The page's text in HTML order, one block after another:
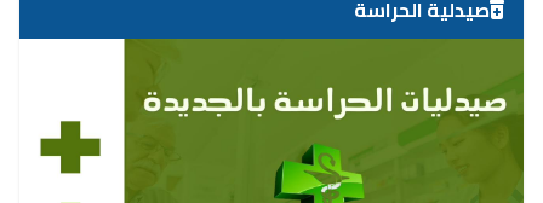
صيدلية الحراسة